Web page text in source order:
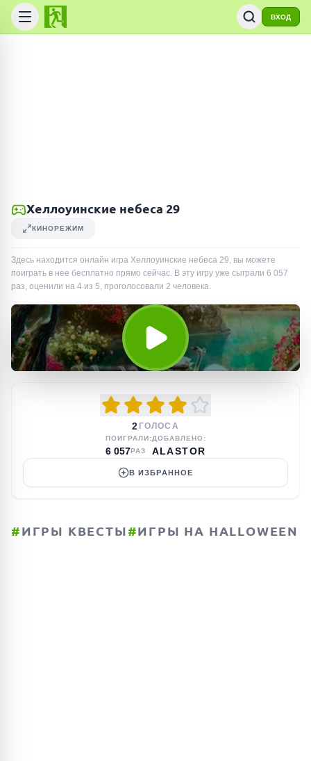
ВХОД
Хеллоуинские небеса 29
КИНОРЕЖИМ
Здесь находится онлайн игра Хеллоуинские небеса 29, вы можете
поиграть в нее бесплатно прямо сейчас. В эту игру уже сыграли 6 057
раз, оценили на 4 из 5, проголосовали 2 человека.
2 ГОЛОСА
ПОИГРАЛИ:
6 057РАЗ
ДОБАВЛЕНО:
ALASTOR
В ИЗБРАННОЕ
#ИГРЫ КВЕСТЫ#ИГРЫ НА HALLOWEEN